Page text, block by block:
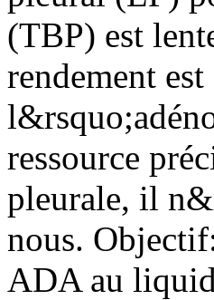
(TBP) est
rendement
ressource
pleurale, il
nous.
ADA au